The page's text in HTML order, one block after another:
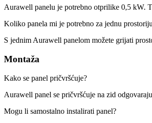
Aurawell panelu je potrebno otprilike 0,5 kW.
Koliko panela mi je potrebno za jednu
S jednim Aurawell panelom možete grijati
Montaža
Kako se panel pričvršćuje?
Aurawell panel se pričvršćuje na zid
Mogu li samostalno instalirati panel?